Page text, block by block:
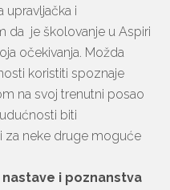
upravljačka i
da je školovanje u Aspiri
očekivanja. Možda
koristiti spoznaje
na svoj trenutni posao
biti
za neke druge moguće
i poznanstva